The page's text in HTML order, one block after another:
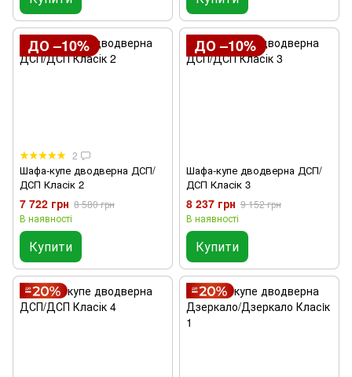
ДО –10%
2
Шафа-купе дводверна ДСП/
ДСП Класік 2
7 722 грн 8 580 грн
В наявності
Купити
ДО –10%
Шафа-купе дводверна ДСП/
ДСП Класік 3
8 237 грн 9 152 грн
В наявності
Купити